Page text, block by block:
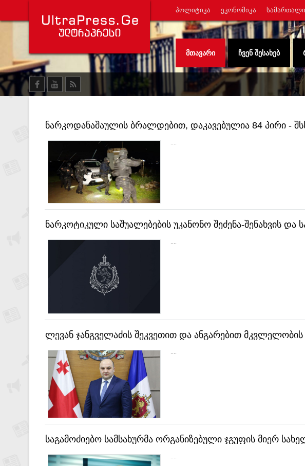
ᲞᲝᲚᲘᲢᲘᲙᲐ ᲔᲙᲝᲜᲝᲛᲘᲙᲐ ᲡᲐᲛᲐᲠᲗᲐᲚᲘ
ᲛᲗᲐᲕᲐᲠᲘ ᲩᲕᲔᲜ ᲨᲔᲡᲐᲮᲔᲑ
ნარკოდანაშაულის ბრალდებით, დაკავებულია 84 პირი -
....
ნარკოტიკული საშუალებების უკანონო შეძენა-შენახვის
ერთი პირი დააკავეს
....
ლევან ჯანგველაძის შეკვეთით და ანგარებით მკვლელობის
ფარცხალაძე მისცეს
....
საგამოძიებო სამსახურმა ორგანიზებული ჯგუფის მიერ
ლარის ზიანის მიყენებისთვის რვა პირი დააკავა
....